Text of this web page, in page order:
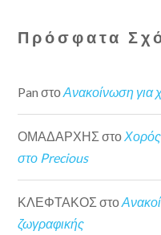
Πρόσφατα
Pan στοΑνακοίνωση για
ΟΜΑΔΑΡΧΗΣ στο
στο Precious
ΚΛΕΦΤΑΚΟΣ στο
ζωγραφικής